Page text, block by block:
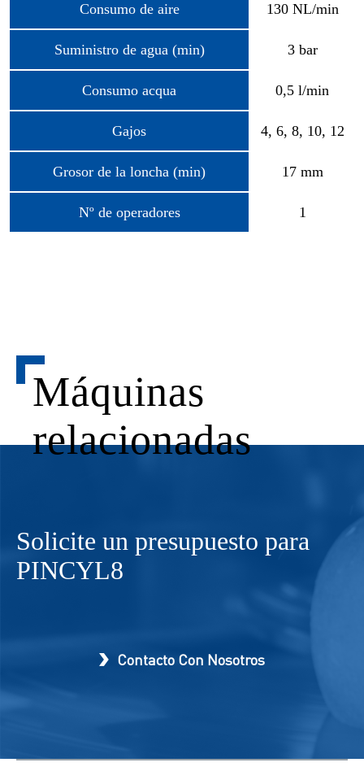
Consumo de aire 130 NL/min
Suministro de agua (min) 3 bar
Consumo acqua 0,5 l/min
Gajos 4, 6, 8, 10, 12
Grosor de la loncha (min) 17 mm
Nº de operadores 1
Máquinas
relacionadas
Solicite un presupuesto para
PINCYL8
Contacto Con Nosotros